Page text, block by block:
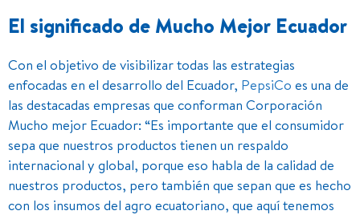
El significado de Mucho Mejor Ecuador
Con el objetivo de visibilizar todas las estrategias
enfocadas en el desarrollo del Ecuador, PepsiCo es una de
las destacadas empresas que conforman Corporación
Mucho mejor Ecuador: “Es importante que el consumidor
sepa que nuestros productos tienen un respaldo
internacional y global, porque eso habla de la calidad de
nuestros productos, pero también que sepan que es hecho
con los insumos del agro ecuatoriano, que aquí tenemos